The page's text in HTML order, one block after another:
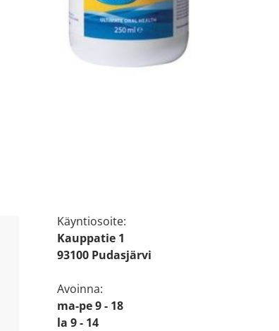
Käyntiosoite:
Kauppatie 1
93100 Pudasjärvi
Avoinna:
ma-pe 9 - 18
la 9 - 14